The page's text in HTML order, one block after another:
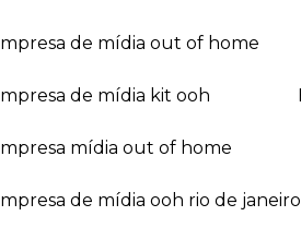
empresa de mídia out of home
empresa de mídia kit ooh
empresa mídia out of home
empresa de mídia ooh rio de janeiro